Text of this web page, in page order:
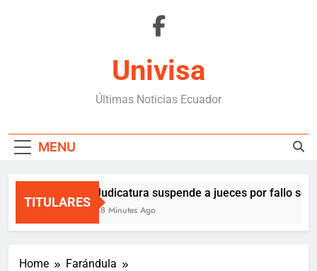
Univisa
Últimas Noticias Ecuador
MENU
TITULARES
Judicatura suspende a jueces por fallo
48 Minutes Ago
Home
Farándula